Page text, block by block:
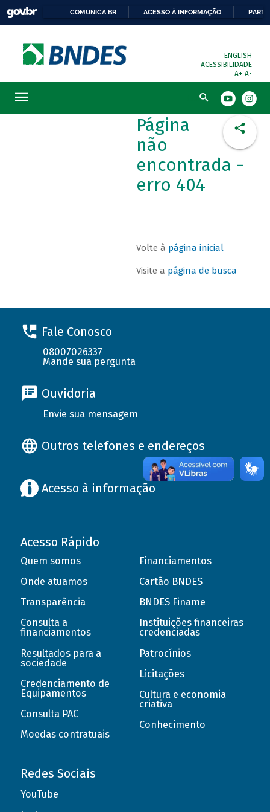
COMUNICA BR ACESSO À INFORMAÇÃO
ENGLISH
ACESSIBILIDADE
A+ A-
Busca
Página
não
encontrada -
erro 404
Volte à página inicial
Visite a página de busca
Fale Conosco
08007026337
Mande sua pergunta
Ouvidoria
Envie sua mensagem
Outros telefones e endereços
Acesso à informação
Acesso Rápido
Quem somos
Onde atuamos
Transparência
Consulta a
financiamentos
Resultados para a
sociedade
Credenciamento de
Equipamentos
Consulta PAC
Moedas contratuais
Financiamentos
Cartão BNDES
BNDES Finame
Instituições financeiras
credenciadas
Patrocínios
Licitações
Cultura e economia
criativa
Conhecimento
Redes Sociais
YouTube